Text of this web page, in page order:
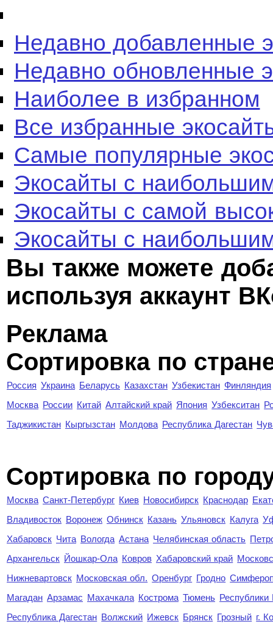
Недавно добавленные
Недавно обновленные
Наиболее в избранном
Все избранные
Самые популярные
Экосайты с
Экосайты с самой
Экосайты с
Вы также можете
используя аккаунт
Реклама
Сортировка по
Россия Украина Беларусь Казахстан Узбекистан Финляндия
Москва России Китай Алтайский край Япония Узбекситан
Таджикистан Кыргызстан Молдова Республика Дагестан
Cортировка по
Москва Санкт-Петербург Киев Новосибирск Краснодар
Владивосток Воронеж Обнинск Казань Ульяновск Калуга
Хабаровск Чита Вологда Астана Челябинская область
Архангельск Йошкар-Ола Ковров Хабаровский край
Нижневартовск Московская обл. Оренбург Гродно
Магадан Арзамас Махачкала Кострома Тюмень Республики
Республика Дагестан Волжский Ижевск Брянск Грозный г.